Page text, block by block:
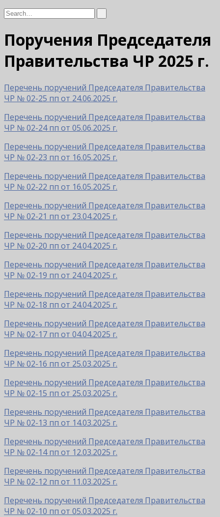
Поручения Председателя
Правительства ЧР 2025 г.
Перечень поручений Председателя Правительства
ЧР № 02-25 пп от 24.06.2025 г.
Перечень поручений Председателя Правительства
ЧР № 02-24 пп от 05.06.2025 г.
Перечень поручений Председателя Правительства
ЧР № 02-23 пп от 16.05.2025 г.
Перечень поручений Председателя Правительства
ЧР № 02-22 пп от 16.05.2025 г.
Перечень поручений Председателя Правительства
ЧР № 02-21 пп от 23.04.2025 г.
Перечень поручений Председателя Правительства
ЧР № 02-20 пп от 24.04.2025 г.
Перечень поручений Председателя Правительства
ЧР № 02-19 пп от 24.04.2025 г.
Перечень поручений Председателя Правительства
ЧР № 02-18 пп от 24.04.2025 г.
Перечень поручений Председателя Правительства
ЧР № 02-17 пп от 04.04.2025 г.
Перечень поручений Председателя Правительства
ЧР № 02-16 пп от 25.03.2025 г.
Перечень поручений Председателя Правительства
ЧР № 02-15 пп от 25.03.2025 г.
Перечень поручений Председателя Правительства
ЧР № 02-13 пп от 14.03.2025 г.
Перечень поручений Председателя Правительства
ЧР № 02-14 пп от 12.03.2025 г.
Перечень поручений Председателя Правительства
ЧР № 02-12 пп от 11.03.2025 г.
Перечень поручений Председателя Правительства
ЧР № 02-10 пп от 05.03.2025 г.